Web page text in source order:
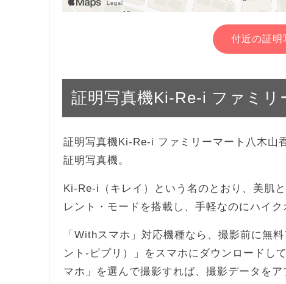
付近の証明
証明写真機Ki-Re-i ファミリ
証明写真機Ki-Re-i ファミリーマート八木山
証明写真機。
Ki-Re-i（キレイ）という名のとおり、美肌
レント・モードを搭載し、手軽なのにハイ
「Withスマホ」対応機種なら、撮影前に無
ント-ピプリ）」をスマホにダウンロードし
マホ」を選んで撮影すれば、撮影データをア